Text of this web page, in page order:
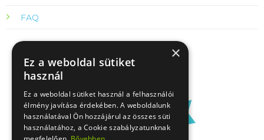
FAQ
×
Ez a weboldal sütiket
használ
Ez a weboldal sütiket használ a felhasználói
élmény javítása érdekében. A weboldalunk
használatával Ön hozzájárul az összes süti
használatához, a Cookie szabályzatunknak